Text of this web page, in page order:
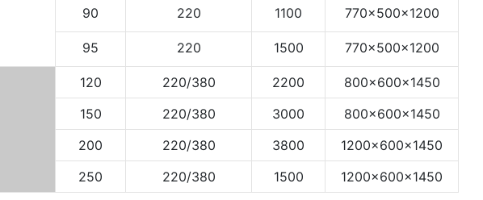
90 220 1100 770×500×1200
95 220 1500 770×500×1200
120 220/380 2200
800×600×1450
150 220/380 3000
800×600×1450
200 220/380 3800
1200×600×1450
250 220/380 1500 1200×600×1450